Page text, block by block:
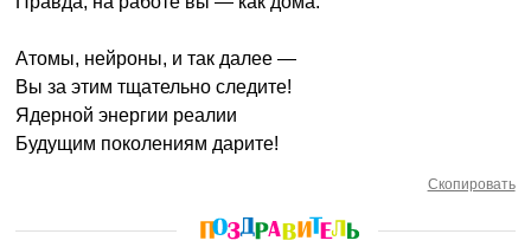
Атомы, нейроны, и так далее —
Вы за этим тщательно следите!
Ядерной энергии реалии
Будущим поколениям дарите!
Скопировать